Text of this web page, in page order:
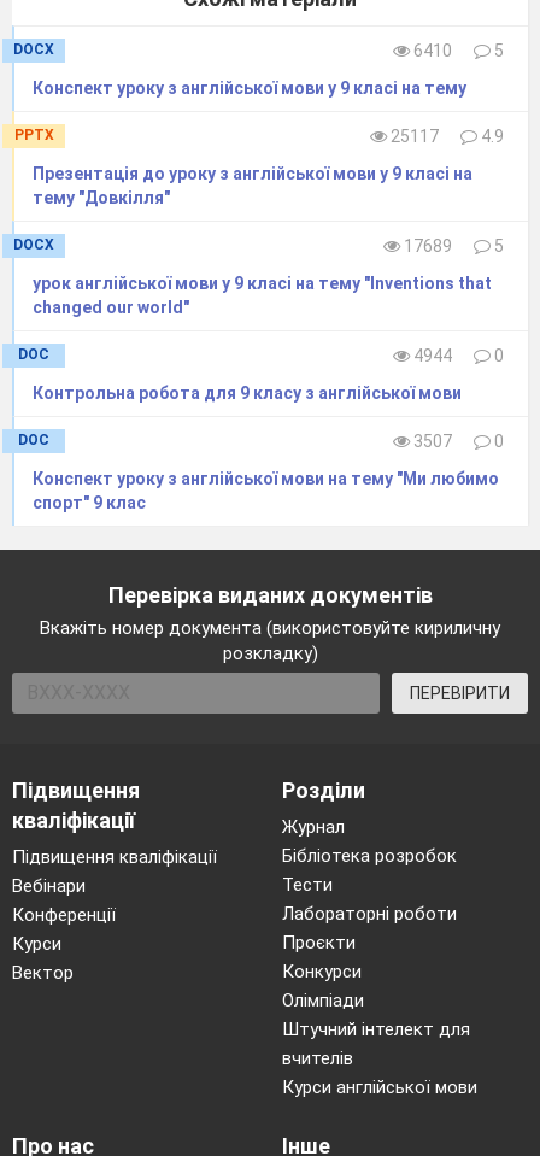
DOCX 6410
5
Конспект уроку з англійської мови у 9 класі на тему
PPTX 25117
4.9
Презентація до уроку з англійської мови у 9 класі на
тему "Довкілля"
DOCX 17689
5
урок англійської мови у 9 класі на тему "Inventions that
changed our world"
DOC 4944
0
Контрольна робота для 9 класу з англійської мови
DOC 3507
0
Конспект уроку з англійської мови на тему "Ми любимо
спорт" 9 клас
Перевірка виданих документів
Вкажіть номер документа (використовуйте кириличну
розкладку)
ПЕРЕВІРИТИ
Підвищення
кваліфікації
Підвищення кваліфікації
Вебінари
Конференції
Курси
Вектор
Розділи
Журнал
Бібліотека розробок
Тести
Лабораторні роботи
Проєкти
Конкурси
Олімпіади
Штучний інтелект для
вчителів
Курси англійської мови
Про нас Інше